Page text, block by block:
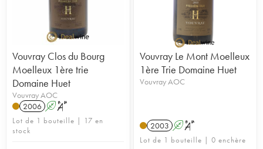
Vouvray Clos du Bourg
Moelleux 1ère trie
Domaine Huet
Vouvray AOC
2006 A S
Lot de 1 bouteille | 17 en
stock
Vouvray Le Mont Moelleux
1ère Trie Domaine Huet
Vouvray AOC
2003 A S
Lot de 1 bouteille | 0 enchère